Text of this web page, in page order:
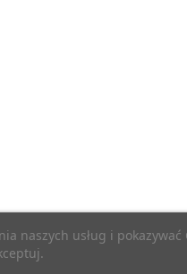
naszych usług i